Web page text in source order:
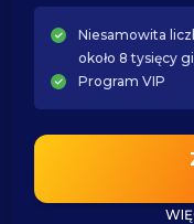
Niesamowita
około 8 tysięcy
Program VIP